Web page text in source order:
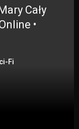
Cały
•
Fi